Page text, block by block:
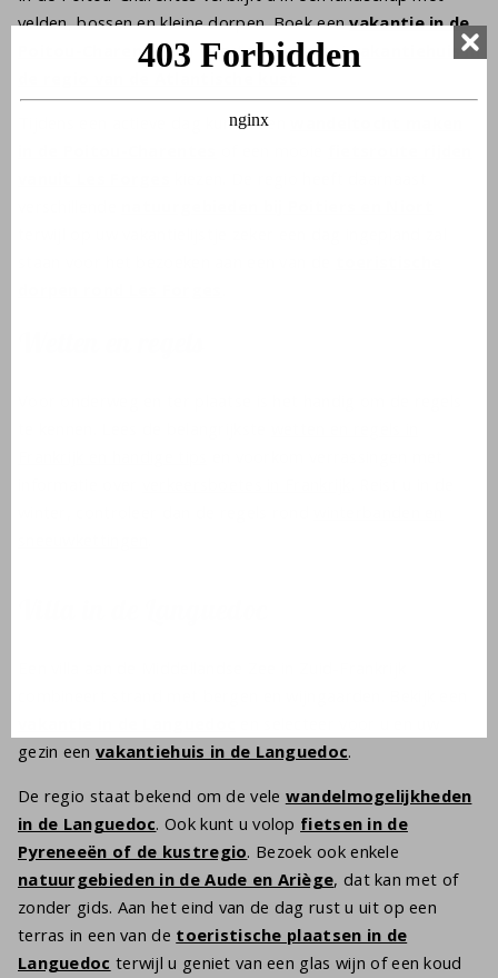
velden, bossen en kleine dorpen. Boek eenvakantie in de
Poitou-Charentesen selecteer een mooivakantiehuis in
Tijdens een actieve dag kunt u een
gezin een vakantiehuis in de Languedoc.
De regio staat bekend om de vele wandelmogelijkheden
in de Languedoc. Ook kunt u volop fietsen in de
Pyreneeën of de kustregio. Bezoek ook enkele
natuurgebieden in de Aude en Ariège, dat kan met of
zonder gids. Aan het eind van de dag rust u uit op een
terras in een van de toeristische plaatsen in de
Languedoc terwijl u geniet van een glas wijn of een koud